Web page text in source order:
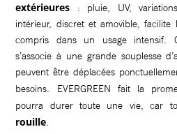
extérieures : pluie, UV,
intérieur, discret et amovible, facilite
compris dans un usage intensif.
s’associe à une grande souplesse
peuvent être déplacées
besoins. EVERGREEN fait la
pourra durer toute une vie, car
rouille.